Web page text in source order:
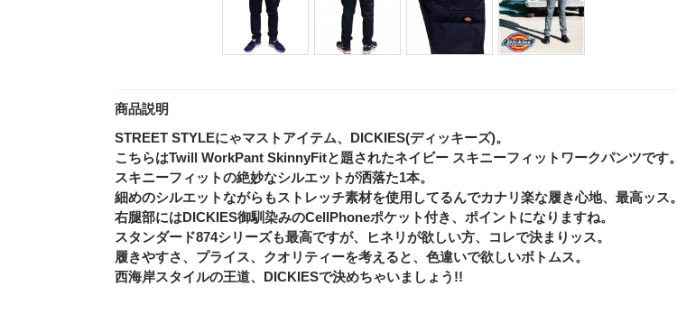
商品説明
STREET STYLEにゃマストアイテム、DICKIES(ディッキーズ)。
こちらはTwill WorkPant SkinnyFitと題されたネイビー スキニーフィットワークパンツです。
スキニーフィットの絶妙なシルエットが洒落た1本。
細めのシルエットながらもストレッチ素材を使用してるんでカナリ楽な履き心地、最高ッス。
右腿部にはDICKIES御馴染みのCellPhoneポケット付き、ポイントになりますね。
スタンダード874シリーズも最高ですが、ヒネリが欲しい方、コレで決まりッス。
履きやすさ、プライス、クオリティーを考えると、色違いで欲しいボトムス。
西海岸スタイルの王道、DICKIESで決めちゃいましょう!!